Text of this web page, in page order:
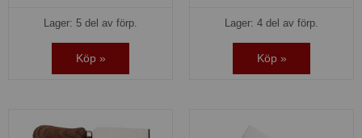
Lager: 5 del av förp.
Köp »
Lager: 4 del av förp.
Köp »